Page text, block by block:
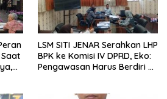
LSM SITI JENAR Serahkan LHP
BPK ke Komisi IV DPRD, Eko:
Pengawasan Harus Berdiri di